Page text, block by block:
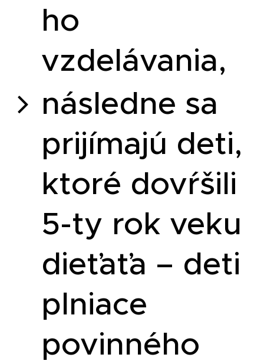
ho
vzdelávania,
následne sa
prijímajú deti,
ktoré dovŕšili
5-ty rok veku
dieťaťa – deti
plniace
povinného